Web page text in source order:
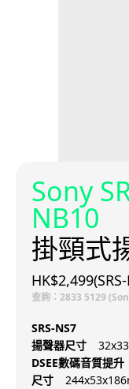
Sony
NB10
掛頸式
查詢：2833 5129
SRS-NS7
揚聲器尺寸
DSEE數碼音質提升
尺寸